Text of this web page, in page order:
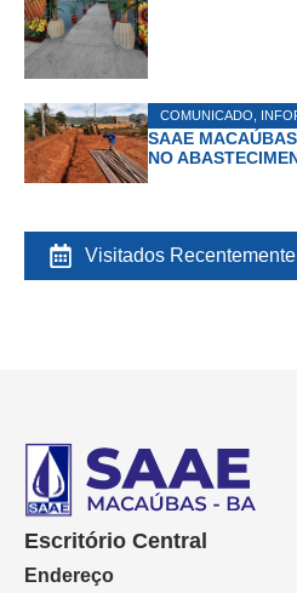
COMUNICADO
SAAE
NO
Visitados Recentemente
Escritório Central
Endereço